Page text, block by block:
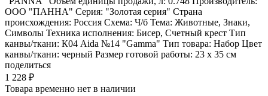
ООО "ПАННА" Серия: "Золотая серия" Страна
происхождения: Россия Схема: Ч/б Тема: Животные, Знаки,
Символы Техника исполнения: Бисер, Счетный крест Тип
канвы/ткани: К04 Aida №14 "Gamma" Тип товара: Набор Цвет
канвы/ткани: черный Размер готовой работы: 23 x 35 см
поделиться
1 228 ₽
Товара временно нет в наличии